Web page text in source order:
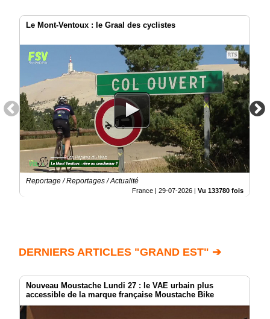
Le Mont-Ventoux : le Graal des cyclistes
Reportage / Reportages / Actualité
France | 29-07-2026 | Vu 133780 fois
DERNIERS ARTICLES "GRAND EST" ➔
Nouveau Moustache Lundi 27 : le VAE urbain plus
accessible de la marque française Moustache Bike